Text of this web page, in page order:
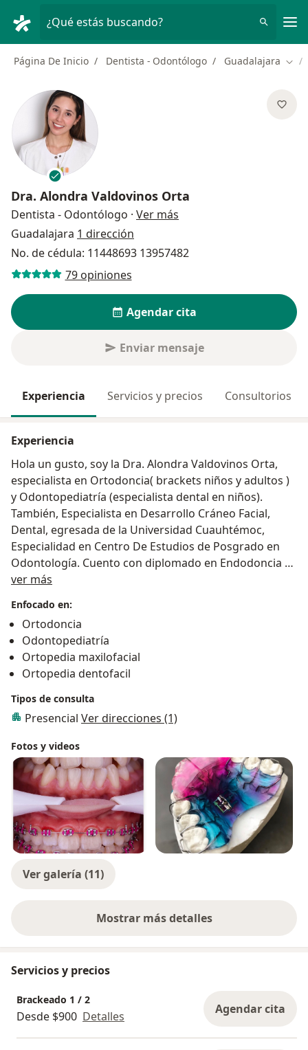
¿Qué estás buscando?
Página De Inicio Dentista - Odontólogo Guadalajara
Dra. Alondra Valdovinos Orta
Dentista - Odontólogo · Ver más
Guadalajara 1 dirección
No. de cédula: 11448693 13957482
79 opiniones
Agendar cita
Enviar mensaje
Experiencia Servicios y precios Consultorios
Experiencia
Hola un gusto, soy la Dra. Alondra Valdovinos Orta,
especialista en Ortodoncia( brackets niños y adultos )
y Odontopediatría (especialista dental en niños).
También, Especialista en Desarrollo Cráneo Facial,
Dental, egresada de la Universidad Cuauhtémoc,
Especialidad en Centro De Estudios de Posgrado en
Odontología. Cuento con diplomado en Endodoncia y
Psicología infantil, También Docente Académica en
atenderte y brindarte una solución a tu problema,
contamos con varias técnicas innovadoras y
actualizadas para brindarte el mejor servicio, te
esperamos ya queremos verte sonreír.
ver más
Enfocado en:
Ortodoncia
Odontopediatría
Ortopedia maxilofacial
Ortopedia dentofacil
Tipos de consulta
Presencial Ver direcciones (1)
Fotos y videos
Ver galería (11)
Mostrar más detalles
sobre la experiencia
Servicios y precios
Brackeado 1 / 2
Desde $900 Detalles Agendar cita